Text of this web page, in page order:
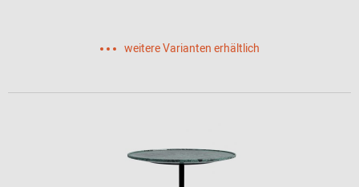
weitere Varianten erhältlich